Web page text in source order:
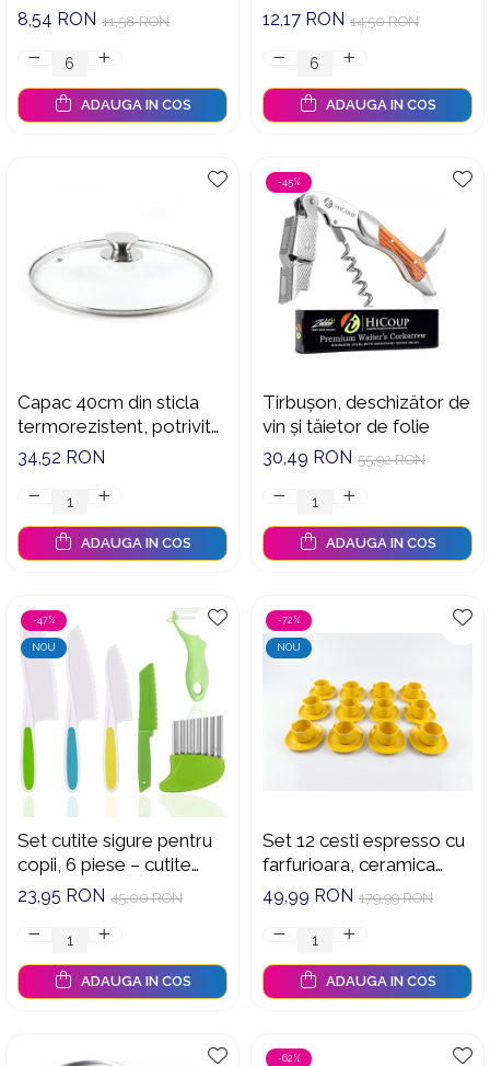
Stone, Oti,191683V
11,58 RON
8,54 RON
ADAUGA IN COS
191682R
14,50 RON
12,17 RON
ADAUGA IN COS
Capac 40cm din sticla
termorezistent, potrivit
pentru cratita, tigaie
34,52 RON
ADAUGA IN COS
-45%
Tirbușon, deschizător de
vin și tăietor de folie
55,92 RON
30,49 RON
ADAUGA IN COS
-47%
NOU
Set cutite sigure pentru
copii, 6 piese – cutite
pentru legume, fructe,
maner ergonomic,
margini ondulate, din
plastic durabil
45,00 RON
23,95 RON
ADAUGA IN COS
-72%
NOU
Set 12 cesti espresso cu
farfurioara, ceramica
galbena, 100 ml179,99 RON
49,99 RON
ADAUGA IN COS
-62%